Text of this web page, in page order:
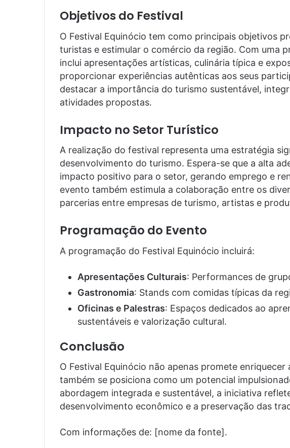
Objetivos do Festival
O Festival Equinócio tem como principais objetivos
turistas e estimular o comércio da região. Com uma
inclui apresentações artísticas, culinária típica e
proporcionar experiências autênticas aos seus
destacar a importância do turismo sustentável,
atividades propostas.
Impacto no Setor Turístico
A realização do festival representa uma estratégia
desenvolvimento do turismo. Espera-se que a alta
impacto positivo para o setor, gerando emprego e
evento também estimula a colaboração entre os
parcerias entre empresas de turismo, artistas e
Programação do Evento
A programação do Festival Equinócio incluirá:
Apresentações Culturais: Performances de
Gastronomia: Stands com comidas típicas da
Oficinas e Palestras: Espaços dedicados ao
sustentáveis e valorização cultural.
Conclusão
O Festival Equinócio não apenas promete
também se posiciona como um potencial
abordagem integrada e sustentável, a iniciativa
desenvolvimento econômico e a preservação das
Com informações de: [nome da fonte].